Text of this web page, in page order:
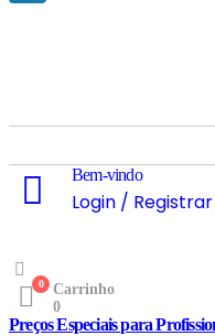
Bem-vindo
Login / Registrar
0
Carrinho
0
Preços Especiais para